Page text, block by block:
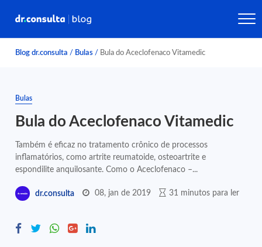
Blog dr.consulta / Bulas / Bula do Aceclofenaco Vitamedic
Bulas
Bula do Aceclofenaco Vitamedic
Também é eficaz no tratamento crônico de processos
inflamatórios, como artrite reumatoide, osteoartrite e
espondilite anquilosante. Como o Aceclofenaco –...
dr.consulta 08, jan de 2019 31 minutos para ler